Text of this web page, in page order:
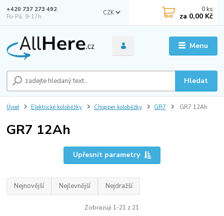
Menu
CZK
Hledat
+420 737 273 492
Po-Pá, 9-17h
0 ks
za 0,00 Kč
Úvod Elektrické koloběžky Chopper koloběžky GR7 GR7 12Ah
GR7 12Ah
Upřesnit parametry
Nejnovější Nejlevnější Nejdražší
Zobrazuji 1-21 z 21